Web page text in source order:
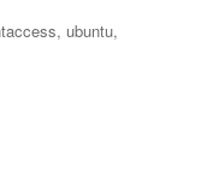
, ubuntu,